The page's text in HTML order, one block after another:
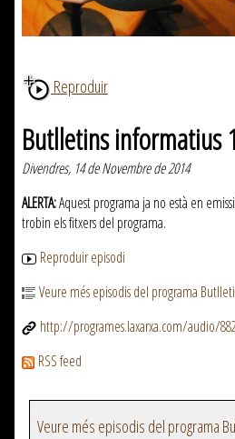
Reproduir
Butlletins informatius
Divendres, 14 de Novembre de 2014
ALERTA:Aquest programa ja no està en
trobin els fitxers del programa.
Reproduir episodi
Veure més episodis del programa
http://programes.laxarxa.com/audio/
RSS feed